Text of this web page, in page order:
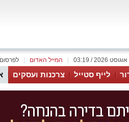
המייל האדום
לייף סטייל צרכנות ועסקים